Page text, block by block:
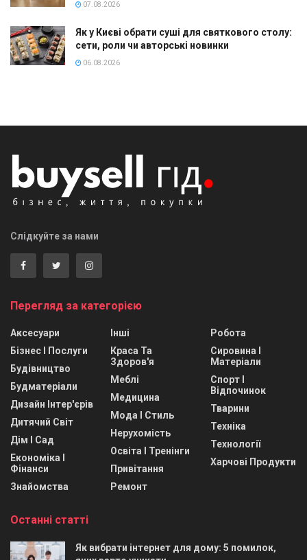
07.08.2026
Як у Києві обрати суші для святкового столу:
сети, роли чи авторські новинки
06.08.2026
Слідкуйте за нами
Перегляд за категорією
Аксесуари
Бізнес І Послуги
Будівництво
Будматеріали
Дизайн Інтер'єрів
Дитячий Світ
Дім І Сад
Економіка І
Фінанси
Знайомства
Інші
Краса Та
Здоров'я
Меблі
Медицина
Мода І Стиль
Нерухомість
Освіта І Тренінги
Привітання
Ремонт
Робота
Сировина І
Матеріали
Спорт І
Відпочинок
Тварини
Техніка
Технології
Харчові Продукти
Останні статті
Як вибрати інтернет для дому: 5 помилок,